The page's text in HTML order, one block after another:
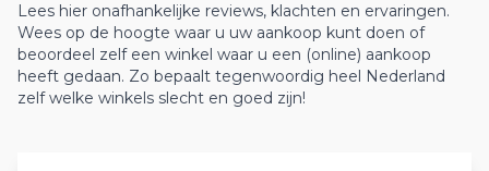
Lees hier onafhankelijke reviews, klachten en ervaringen.
Wees op de hoogte waar u uw aankoop kunt doen of
beoordeel zelf een winkel waar u een (online) aankoop
heeft gedaan. Zo bepaalt tegenwoordig heel Nederland
zelf welke winkels slecht en goed zijn!